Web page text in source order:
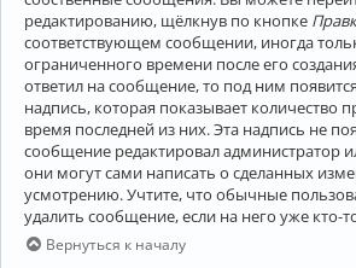
редактированию, щёлкнув по кнопке
соответствующем сообщении, иногда
ограниченного времени после его
ответил на сообщение, то под ним
надпись, которая показывает количество
время последней из них. Эта надпись не
сообщение редактировал администратор
они могут сами написать о сделанных
усмотрению. Учтите, что обычные
удалить сообщение, если на него уже кто-
Вернуться к началу